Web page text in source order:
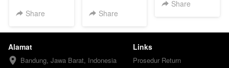
Share Share
Share
Alamat
Bandung, Jawa Barat, Indonesia
Links
Prosedur Return